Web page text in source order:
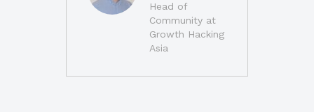
Head of
Community at
Growth Hacking
Asia